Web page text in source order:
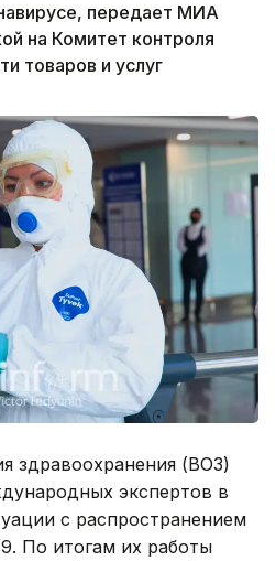
передает МИА
на Комитет контроля
товаров и услуг
здравоохранения (ВОЗ)
экспертов в
с распространением
По итогам их работы